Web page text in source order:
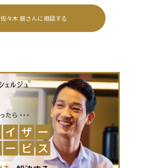
佐々木 辰さんに相談する